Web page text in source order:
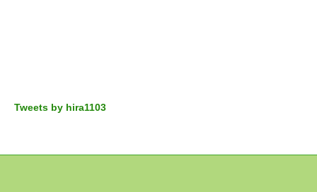
Tweets by hira1103